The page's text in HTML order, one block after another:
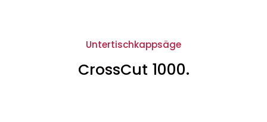
Untertischkappsäge
CrossCut 1000.